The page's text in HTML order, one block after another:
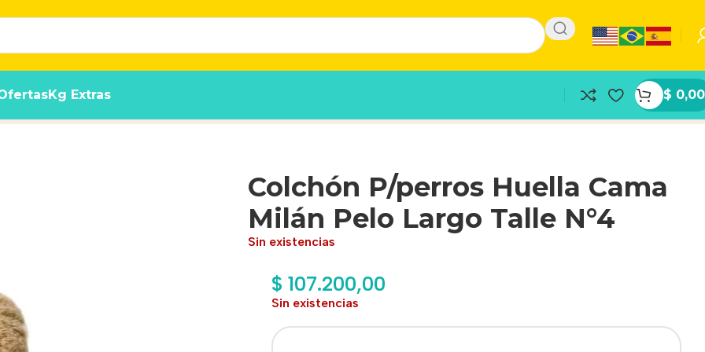
Kg Extras $ 0,00
Talle N°4
Colchón P/perros Huella Cama
Milán Pelo Largo Talle N°4
Sin existencias
$ 107.200,00
Sin existencias